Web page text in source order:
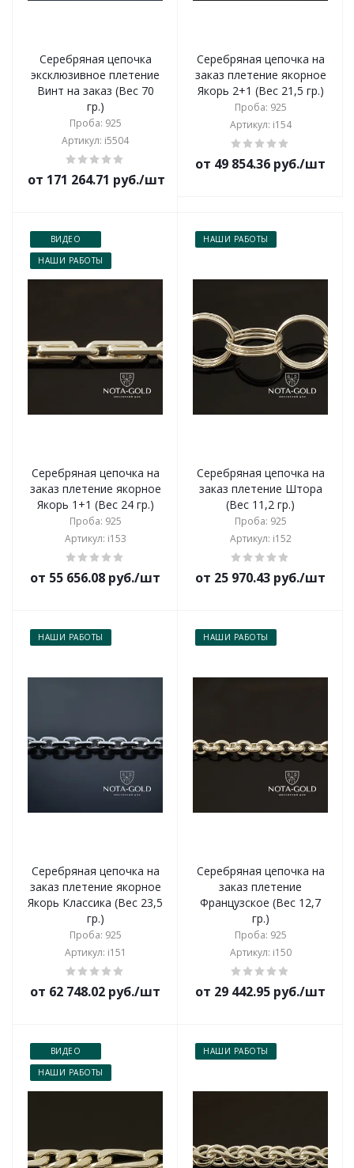
Серебряная цепочка
эксклюзивное плетение
Винт на заказ (Вес 70
гр.)
Проба: 925
Артикул: i5504
от 171 264.71 руб./шт
Серебряная цепочка на
заказ плетение якорное
Якорь 2+1 (Вес 21,5 гр.)
Проба: 925
Артикул: i154
от 49 854.36 руб./шт
ВИДЕО
НАШИ РАБОТЫ
Серебряная цепочка на
заказ плетение якорное
Якорь 1+1 (Вес 24 гр.)
Проба: 925
Артикул: i153
от 55 656.08 руб./шт
НАШИ РАБОТЫ
Серебряная цепочка на
заказ плетение Штора
(Вес 11,2 гр.)
Проба: 925
Артикул: i152
от 25 970.43 руб./шт
НАШИ РАБОТЫ
Серебряная цепочка на
заказ плетение якорное
Якорь Классика (Вес 23,5
гр.)
Проба: 925
Артикул: i151
от 62 748.02 руб./шт
НАШИ РАБОТЫ
Серебряная цепочка на
заказ плетение
Французское (Вес 12,7
гр.)
Проба: 925
Артикул: i150
от 29 442.95 руб./шт
ВИДЕО
НАШИ РАБОТЫ
НАШИ РАБОТЫ